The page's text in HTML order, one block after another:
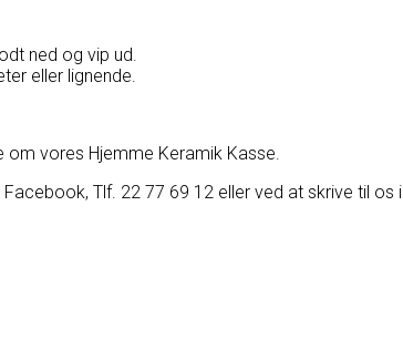
ned og vip ud.
eller lignende.
vores Hjemme Keramik Kasse.
Tlf. 22 77 69 12 eller ved at skrive til os i